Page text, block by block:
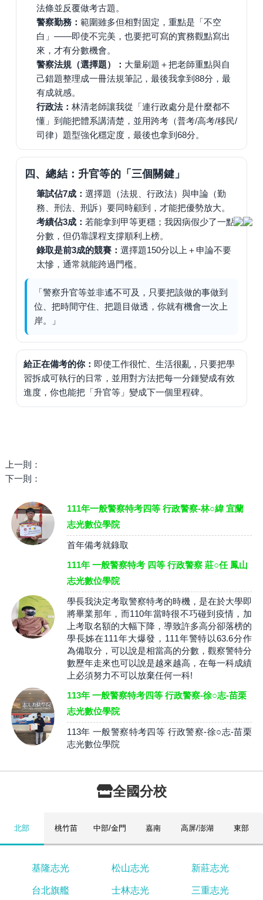
法條並反覆做考古題。
警察勤務： 範圍雖多但相對固定，重點是「不空
白」——即使不完美，也要把可寫的實務觀點寫出
來，才有分數機會。
警察法規（選擇題）： 大量刷題＋把老師重點與自
己錯題整理成一冊法規筆記，最後我拿到88分，最
有成就感。
行政法： 林清老師讓我從「連行政處分是什麼都不
懂」到能把體系講清楚，並用跨考（普考/高考/移民/
司律）題型強化穩定度，最後也拿到68分。
四、總結：升官等的「三個關鍵」
筆試佔7成： 選擇題（法規、行政法）與申論（勤
務、刑法、刑訴）要同時顧到，才能把優勢放大。
考績佔3成： 若能拿到甲等更穩；我因病假少了一點
分數，但仍靠課程支撐順利上榜。
錄取是前3成的競賽： 選擇題150分以上＋申論不要
太慘，通常就能跨過門檻。
「警察升官等並非遙不可及，只要把該做的事做到
位、把時間守住、把題目做透，你就有機會一次上
岸。」
給正在備考的你： 即使工作很忙、生活很亂，只要把學
習拆成可執行的日常，並用對方法把每一分鍾變成有效
進度，你也能把「升官等」變成下一個里程碑。
上一則：
下一則：
111年一般警察特考四等 行政警察-林○緯 宜蘭
志光數位學院
首年備考就錄取
111年 一般警察特考 四等 行政警察 莊○任 鳳山
志光數位學院
學長我決定考取警察特考的時機，是在於大學即
將畢業那年，而110年當時很不巧碰到疫情，加
上考取名額的大幅下降，導致許多高分卻落榜的
學長姊在111年大爆發，111年警特以63.6分作
為備取分，可以說是相當高的分數，觀察警特分
數歷年走來也可以說是越來越高，在每一科成績
上必須努力不可以放棄任何一科!
113年 一般警察特考四等 行政警察-徐○志-苗栗
志光數位學院
113年 一般警察特考四等 行政警察-徐○志-苗栗
志光數位學院
全國分校
北部 桃竹苗 中部/金門 嘉南 高屏/澎湖 東部
基隆志光 松山志光 新莊志光
台北旗艦 士林志光 三重志光